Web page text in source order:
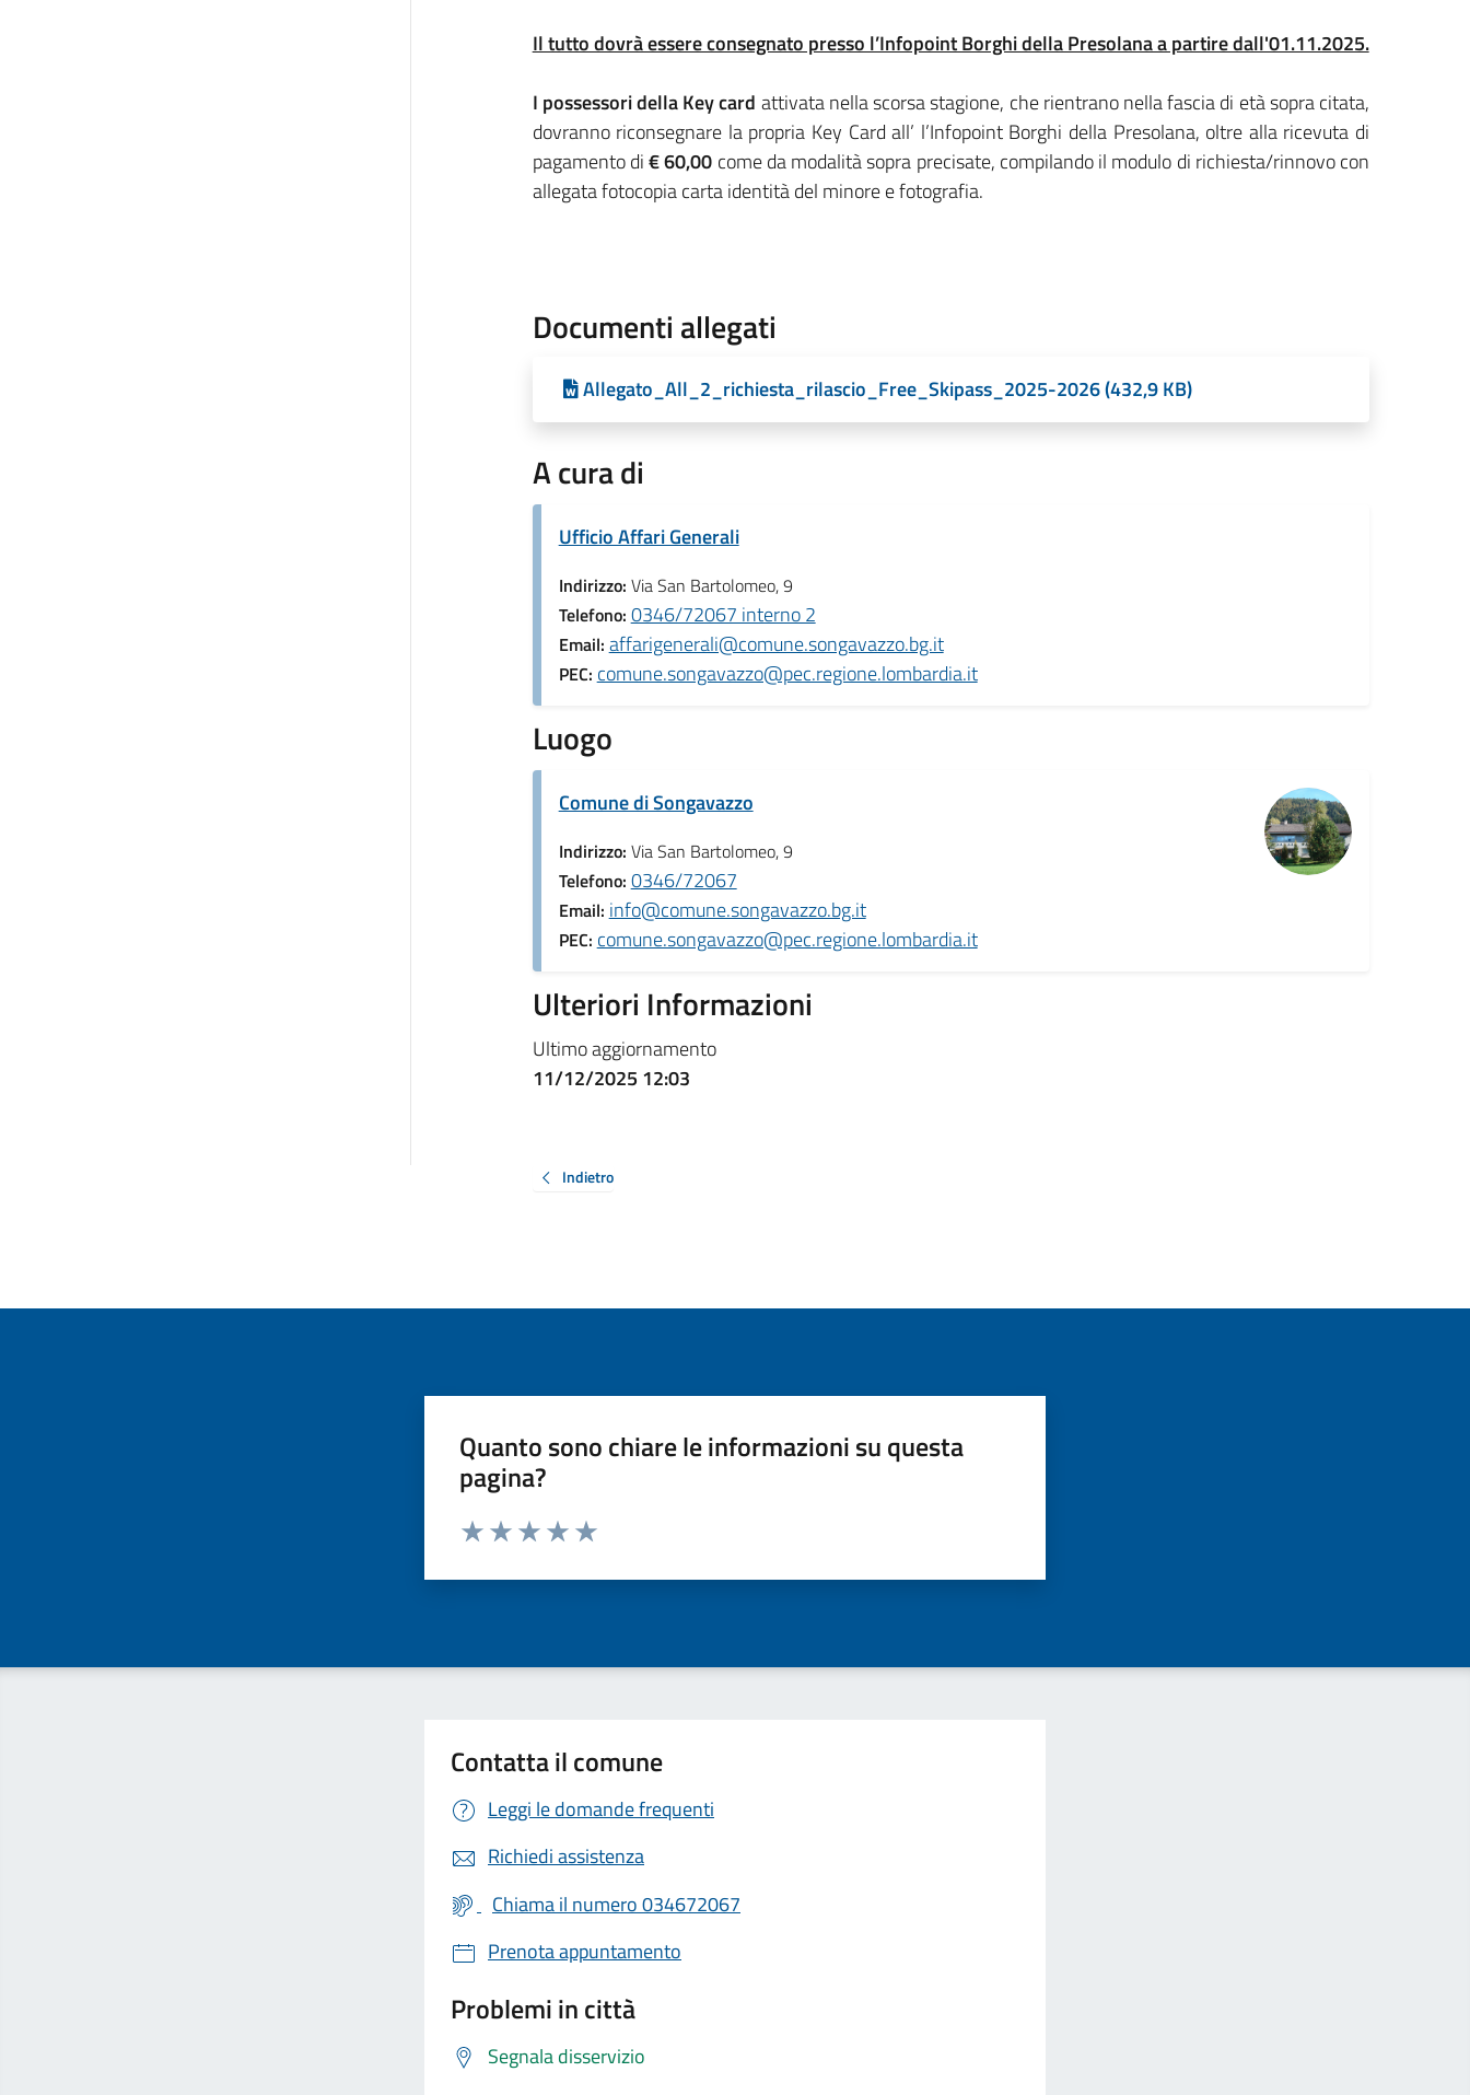
Il tutto dovrà essere consegnato presso l’Infopoint Borghi della Presolana a partire dall'01.11.2025.
I possessori della Key card attivata nella scorsa stagione, che rientrano nella fascia di età sopra citata,
dovranno riconsegnare la propria Key Card all’ l’Infopoint Borghi della Presolana, oltre alla ricevuta di
pagamento di€ 60,00 come da modalità sopra precisate, compilando il modulo di richiesta/rinnovo con
allegata fotocopia carta identità del minore e fotografia.
Documenti allegati
Allegato_All_2_richiesta_rilascio_Free_Skipass_2025-2026 (432,9 KB)
A cura di
Ufficio Affari Generali
Indirizzo: Via San Bartolomeo, 9
Telefono: 0346/72067 interno 2
Email: affarigenerali@comune.songavazzo.bg.it
PEC: comune.songavazzo@pec.regione.lombardia.it
Luogo
Comune di Songavazzo
Indirizzo: Via San Bartolomeo, 9
Telefono: 0346/72067
Email: info@comune.songavazzo.bg.it
PEC: comune.songavazzo@pec.regione.lombardia.it
Ulteriori Informazioni
Ultimo aggiornamento
11/12/2025 12:03
Indietro
Quanto sono chiare le informazioni su questa
pagina?
Valuta da 1 a 5 stelle la pagina
Contatta il comune
Leggi le domande frequenti
Richiedi assistenza
Chiama il numero 034672067
Prenota appuntamento
Problemi in città
Segnala disservizio